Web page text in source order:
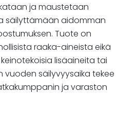
ja maustetaan
säilyttämään aidomman
Tuote on
raaka-aineista eikä
lisäaineita tai
vuoden säilyvyysaika tekee
ja varaston